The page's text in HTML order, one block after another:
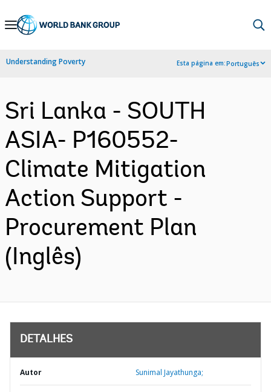
Skip
Navigation
Understanding Poverty Esta página em:Português
Sri Lanka - SOUTH
ASIA- P160552-
Climate Mitigation
Action Support -
Procurement Plan
(Inglês)
DETALHES
Autor Sunimal Jayathunga;